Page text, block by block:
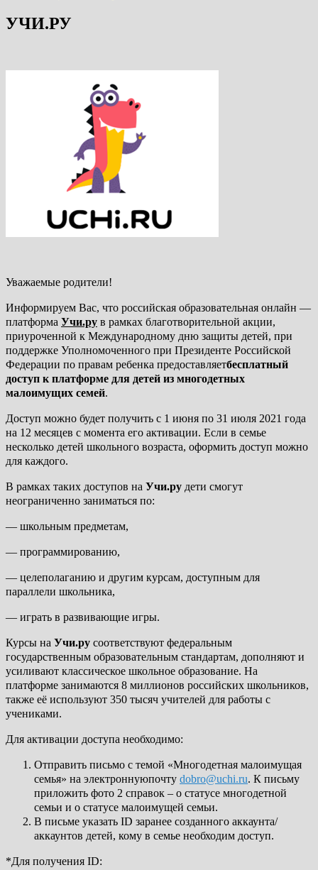
УЧИ.РУ
Уважаемые родители!
Информируем Вас, что российская образовательная онлайн —
платформа Учи.ру в рамках благотворительной акции,
приуроченной к Международному дню защиты детей, при
поддержке Уполномоченного при Президенте Российской
Федерации по правам ребенка предоставляетбесплатный
доступ к платформе для детей из многодетных
малоимущих семей.
Доступ можно будет получить с 1 июня по 31 июля 2021 года
на 12 месяцев с момента его активации. Если в семье
несколько детей школьного возраста, оформить доступ можно
для каждого.
В рамках таких доступов на Учи.ру дети смогут
неограниченно заниматься по:
— школьным предметам,
— программированию,
— целеполаганию и другим курсам, доступным для
параллели школьника,
— играть в развивающие игры.
Курсы на Учи.ру соответствуют федеральным
государственным образовательным стандартам, дополняют и
усиливают классическое школьное образование. На
платформе занимаются 8 миллионов российских школьников,
также её используют 350 тысяч учителей для работы с
учениками.
Для активации доступа необходимо:
Отправить письмо с темой «Многодетная малоимущая
семья» на электроннуюпочту dobro@uchi.ru. К письму
приложить фото 2 справок – о статусе многодетной
семьи и о статусе малоимущей семьи.
В письме указать ID заранее созданного аккаунта/
аккаунтов детей, кому в семье необходим доступ.
*Для получения ID: